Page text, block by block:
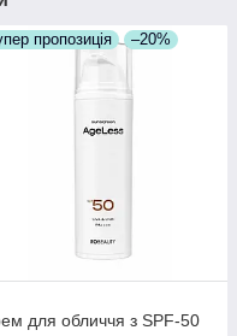
пропозиція –20%
для обличчя з SPF-50